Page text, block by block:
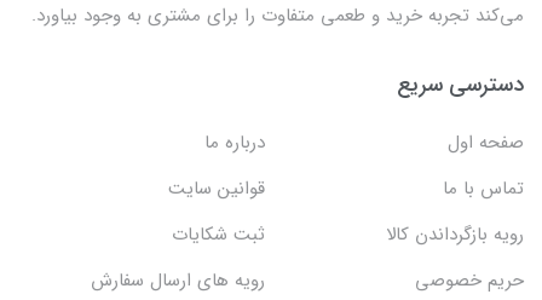
می‌کند تجربه خرید و طعمی متفاوت را برای مشتری به وجود بیاورد.
دسترسی سریع
صفحه اول
درباره ما
تماس با ما
قوانین سایت
رویه بازگرداندن کالا
ثبت شکایات
حریم خصوصی
رویه های ارسال سفارش